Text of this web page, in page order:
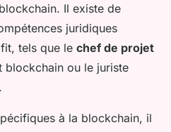
Il existe de
juridiques
tels que le chef de projet
blockchain ou le juriste
à la blockchain, il